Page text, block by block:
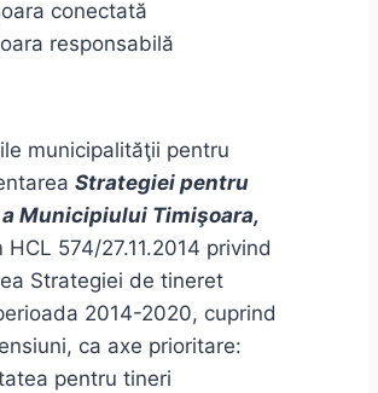
conectată
responsabilă
municipalităţii pentru
Strategiei pentru
Municipiului Timişoara,
HCL 574/27.11.2014 privind
Strategiei de tineret
2014-2020, cuprind
ca axe prioritare:
pentru tineri